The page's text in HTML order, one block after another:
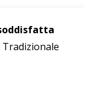
Tradizionale